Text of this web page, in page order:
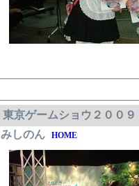
東京ゲームショウ２００９
みしのん
HOME